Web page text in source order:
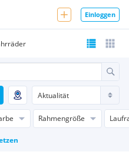
Einloggen
Rahmengröße